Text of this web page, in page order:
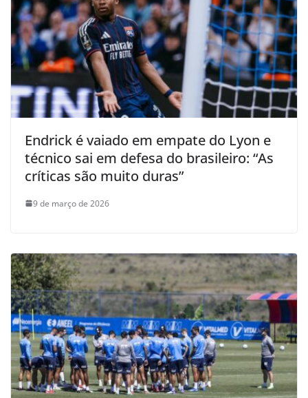
Endrick é vaiado em empate do Lyon e
técnico sai em defesa do brasileiro: “As
críticas são muito duras”
9 de março de 2026